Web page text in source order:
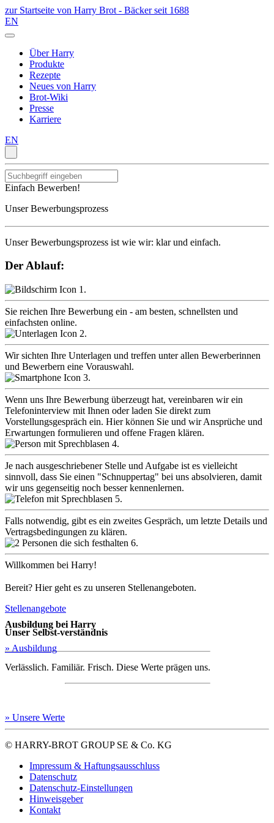
zur Startseite von Harry Brot - Bäcker seit 1688
EN
Über Harry
Produkte
Rezepte
Neues von Harry
Brot-Wiki
Presse
Karriere
EN
Einfach Bewerben!
Unser Bewerbungsprozess
Unser Bewerbungsprozess ist wie wir: klar und einfach.
Der Ablauf:
1.
Sie reichen Ihre Bewerbung ein - am besten, schnellsten und
einfachsten online.
2.
Wir sichten Ihre Unterlagen und treffen unter allen Bewerberinnen
und Bewerbern eine Vorauswahl.
3.
Wenn uns Ihre Bewerbung überzeugt hat, vereinbaren wir ein
Telefoninterview mit Ihnen oder laden Sie direkt zum
Vorstellungsgespräch ein. Hier können Sie und wir Ansprüche und
Erwartungen formulieren und offene Fragen klären.
4.
Je nach ausgeschriebener Stelle und Aufgabe ist es vielleicht
sinnvoll, dass Sie einen "Schnuppertag" bei uns absolvieren, damit
wir uns gegenseitig noch besser kennenlernen.
5.
Falls notwendig, gibt es ein zweites Gespräch, um letzte Details und
Vertragsbedingungen zu klären.
6.
Willkommen bei Harry!
Bereit? Hier geht es zu unseren Stellenangeboten.
Stellenangebote
Unser Selbst-verständnis
Verlässlich. Familiär. Frisch. Diese Werte prägen uns.
» Unsere Werte
Ausbildung bei Harry
» Ausbildung
© HARRY-BROT GROUP SE & Co. KG
Impressum & Haftungsausschluss
Datenschutz
Datenschutz-Einstellungen
Hinweisgeber
Kontakt